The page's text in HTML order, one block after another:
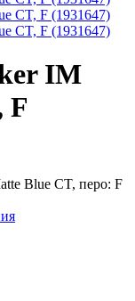
IM
F
Blue CT, перо: F